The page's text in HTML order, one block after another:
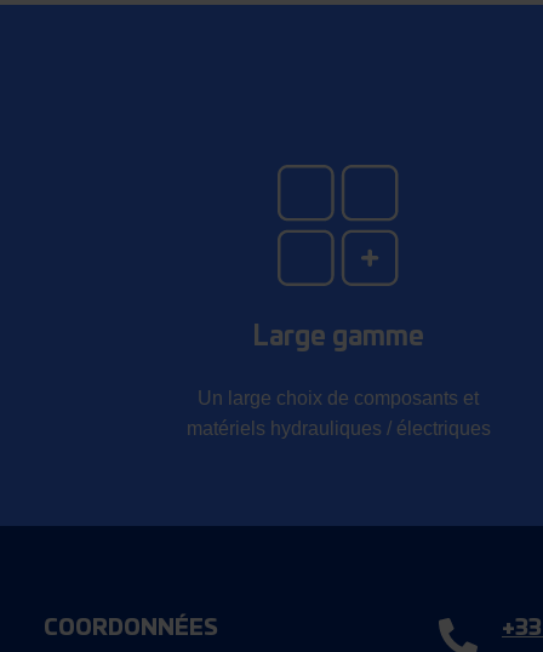
Large gamme
Un large choix de composants et
matériels hydrauliques / électriques
COORDONNÉES